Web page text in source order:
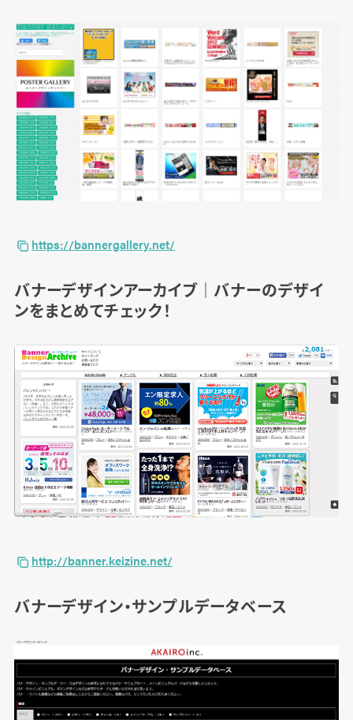
https://bannergallery.net/
バナーデザインアーカイブ｜バナーのデザイ
ンをまとめてチェック！
http://banner.keizine.net/
バナーデザイン・サンプルデータベース